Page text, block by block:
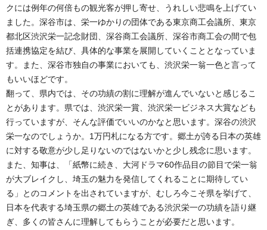
クには例年の何倍もの観光客が押し寄せ、うれしい悲鳴を上げてい
ました。深谷市は、栄一ゆかりの団体である東京商工会議所、東京
都北区渋沢栄一記念財団、深谷商工会議所、深谷市商工会の間で包
括連携協定を結び、具体的な事業を展開していくこととなっていま
す。また、深谷市独自の事業においても、渋沢栄一翁一色と言って
もいいほどです。
翻って、県内では、その功績の割に理解が進んでいないと感じるこ
とがあります。県では、渋沢栄一賞、渋沢栄一ビジネス大賞なども
行っていますが、そんな評価でいいのかなと思います。深谷の渋沢
栄一なのでしょうか。1万円札になる方です。郷土が誇る日本の英雄
に対する敬意が少し足りないのではないかと少し残念に思います。
また、知事は、「紙幣に続き、大河ドラマ60作品目の節目で栄一翁
が大ブレイクし、埼玉の魅力を発信してくれることに期待してい
る」とのコメントを出されていますが、むしろ今こそ県を挙げて、
日本を代表する埼玉県の郷土の英雄である渋沢栄一の功績を語り継
ぎ、多くの皆さんに理解してもらうことが必要だと思います。